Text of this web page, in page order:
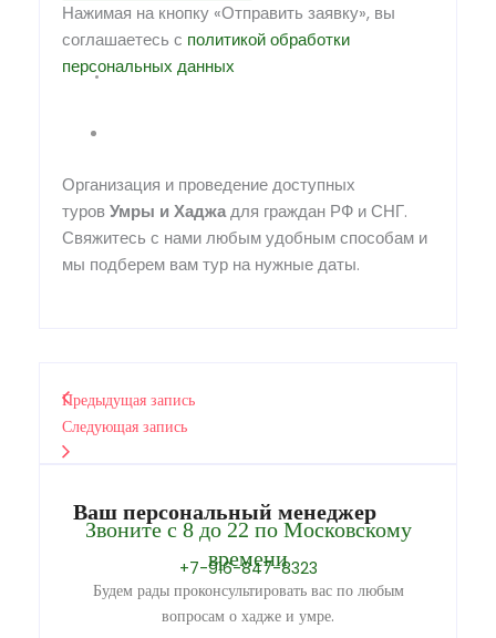
Нажимая на кнопку «Отправить заявку», вы
соглашаетесь с политикой обработки
персональных данных
Организация и проведение доступных
туров Умры и Хаджадля граждан РФ и СНГ.
Свяжитесь с нами любым удобным способам и
мы подберем вам тур на нужные даты.
Предыдущая запись
Следующая запись
Ваш персональный менеджер
Звоните с 8 до 22 по Московскому
времени
+7-916-847-8323
Будем рады проконсультировать вас по любым
вопросам о хадже и умре.